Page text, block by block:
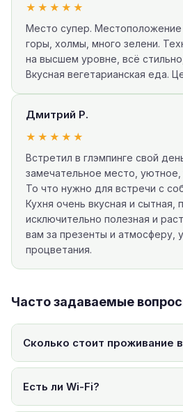
★★★★★
Место супер.
горы, холмы, много зелени.
на высшем уровне, всё
Вкусная вегетарианская еда.
Дмитрий Р.
★★★★★
Встретил в глэмпинге свой
замечательное место, уютное,
То что нужно для встречи с
Кухня очень вкусная и сытная,
исключительно полезная и
вам за презенты и атмосферу,
процветания.
Часто задаваемые
Сколько стоит проживание
Есть ли Wi-Fi?